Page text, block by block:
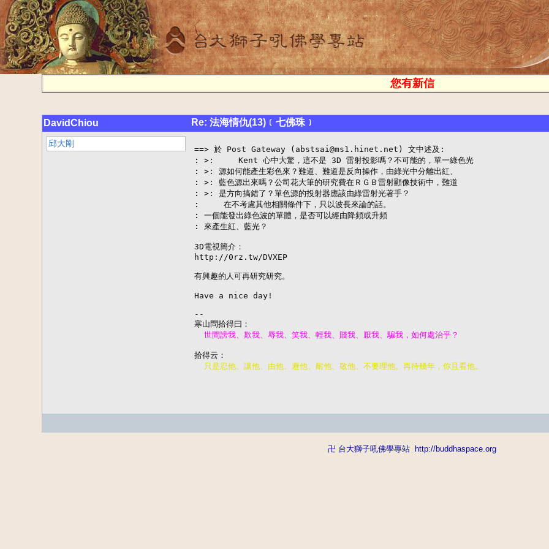
您有新信
DavidChiou Re: 法海情仇(13)﹝七佛珠﹞
邱大剛
==> 於 Post Gateway (abstsai@ms1.hinet.net) 文中述及:
: >:     Kent 心中大驚，這不是 3D 雷射投影嗎？不可能的，單一綠色光
: >: 源如何能產生彩色來？難道、難道是反向操作，由綠光中分離出紅、
: >: 藍色源出來嗎？公司花大筆的研究費在ＲＧＢ雷射顯像技術中，難道
: >: 是方向搞錯了？單色源的投射器應該由綠雷射光著手？
:     在不考慮其他相關條件下，只以波長來論的話。
: 一個能發出綠色波的單體，是否可以經由降頻或升頻
: 來產生紅、藍光？
3D電視簡介：
http://0rz.tw/DVXEP
有興趣的人可再研究研究。
Have a nice day!
--
卍 台大獅子吼佛學專站 http://buddhaspace.org